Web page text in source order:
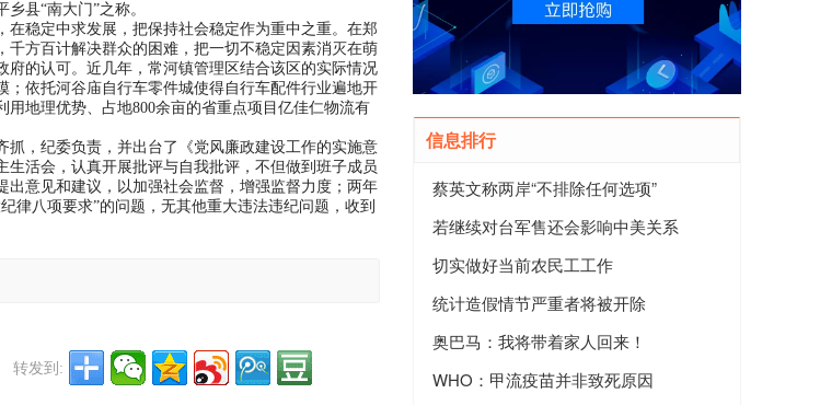
县“南大门”之称。
稳定中求发展，把保持社会稳定作为重中之重。在郑
方百计解决群众的困难，把一切不稳定因素消灭在萌
的认可。近几年，常河镇管理区结合该区的实际情况
依托河谷庙自行车零件城使得自行车配件行业遍地开
地理优势、占地800余亩的省重点项目亿佳仁物流有
，纪委负责，并出台了《党风廉政建设工作的实施意
活会，认真开展批评与自我批评，不但做到班子成员
意见和建议，以加强社会监督，增强监督力度；两年
律八项要求”的问题，无其他重大违法违纪问题，收到
转发到:
信息排行
蔡英文称两岸“不排除任何选项”
若继续对台军售还会影响中美关系
切实做好当前农民工工作
统计造假情节严重者将被开除
奥巴马：我将带着家人回来！
WHO：甲流疫苗并非致死原因